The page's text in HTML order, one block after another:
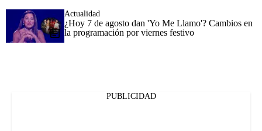
Actualidad
¿Hoy 7 de agosto dan 'Yo Me Llamo'? Cambios en
la programación por viernes festivo
PUBLICIDAD